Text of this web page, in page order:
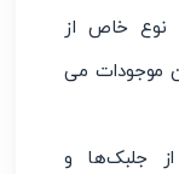
نوع خاص از
موجودات می
از جلبک‌ها و